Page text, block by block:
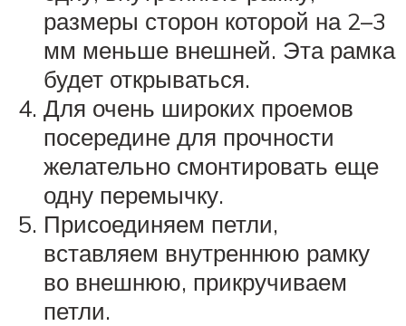
размеры сторон которой на 2–3
мм меньше внешней. Эта рамка
будет открываться.
Для очень широких проемов
посередине для прочности
желательно смонтировать еще
одну перемычку.
Присоединяем петли,
вставляем внутреннюю рамку
во внешнюю, прикручиваем
петли.